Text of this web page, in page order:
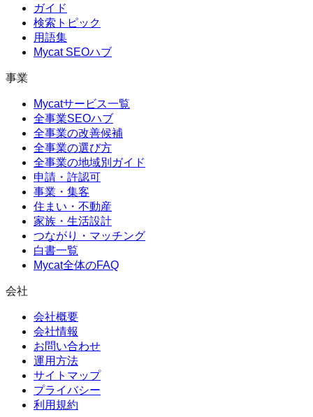
ガイド
検索トピック
用語集
Mycat SEOハブ
事業
Mycatサービス一覧
全事業SEOハブ
全事業の改善候補
全事業の選び方
全事業の地域別ガイド
申請・許認可
事業・集客
住まい・不動産
家族・生活設計
つながり・マッチング
白書一覧
Mycat全体のFAQ
会社
会社概要
会社情報
お問い合わせ
運用方法
サイトマップ
プライバシー
利用規約